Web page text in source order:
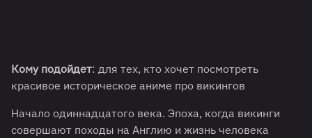
Кому подойдет: для тех, кто хочет посмотреть
красивое историческое аниме про викингов
Начало одиннадцатого века. Эпоха, когда викинги
совершают походы на Англию и жизнь человека